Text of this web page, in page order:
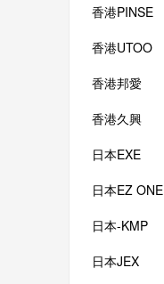
香港PINSE
香港UTOO
香港邦愛
香港久興
日本EXE
日本EZ ONE
日本-KMP
日本JEX